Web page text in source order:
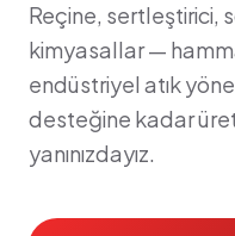
Reçine, sertleştirici,
kimyasallar —
endüstriyel atık
desteğine kadar
yanınızdayız.